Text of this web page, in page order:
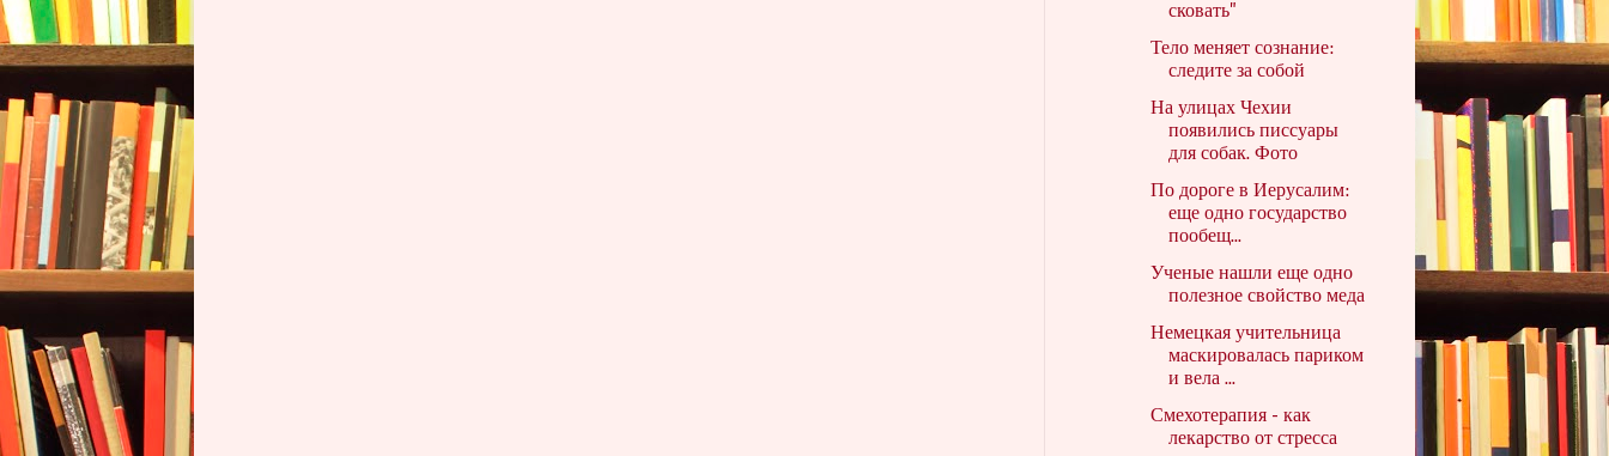
сковать"
Тело меняет сознание:
следите за собой
На улицах Чехии
появились писсуары
для собак. Фото
По дороге в Иерусалим:
еще одно государство
пообещ...
Ученые нашли еще одно
полезное свойство меда
Немецкая учительница
маскировалась париком
и вела ...
Смехотерапия - как
лекарство от стресса